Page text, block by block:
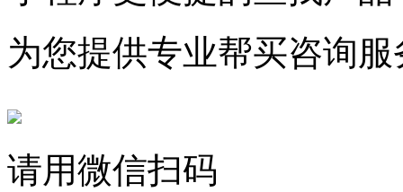
为您提供专业帮买咨询服
请用微信扫码